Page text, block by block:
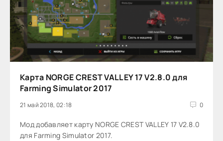
Карта NORGE CREST VALLEY 17 V2.8.0 для
Farming Simulator 2017
21 май 2018, 02:18 0
Мод добавляет карту NORGE CREST VALLEY 17 V2.8.0
для Farming Simulator 2017.